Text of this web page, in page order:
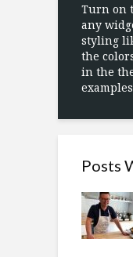
Turn on
any
styling
the
in the
Posts